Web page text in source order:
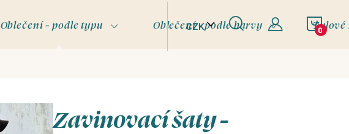
CZK
Oblečení - podle typu Oblečení - podle barvy
Zavinovací šaty -